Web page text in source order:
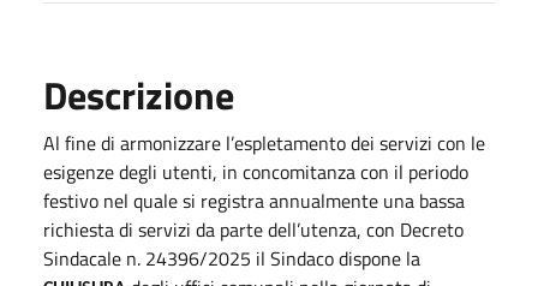
Descrizione
Al fine di armonizzare l’espletamento dei servizi con le
esigenze degli utenti, in concomitanza con il periodo
festivo nel quale si registra annualmente una bassa
richiesta di servizi da parte dell’utenza, con Decreto
Sindacale n. 24396/2025 il Sindaco dispone la